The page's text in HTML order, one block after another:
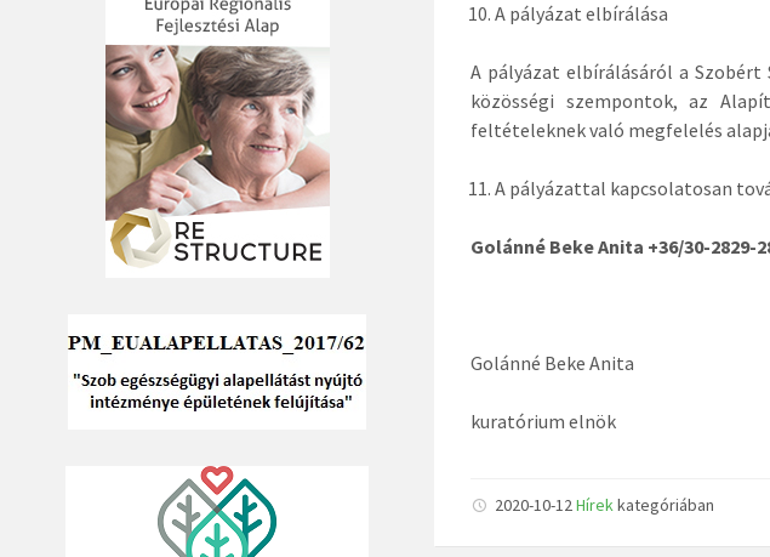
A pályázat elbírálása
A pályázat elbírálásáról a
közösségi szempontok, az
feltételeknek való megfelelés
A pályázattal kapcsolatosan
Golánné Beke Anita +36/30-2829-
Golánné Beke Anita
kuratórium elnök
2020-10-12Hírekkategóriában